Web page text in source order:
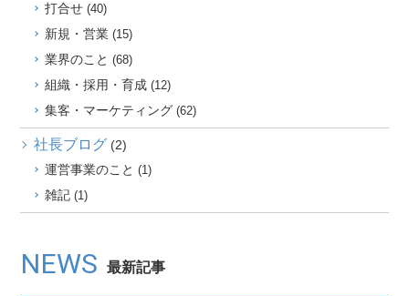
打合せ(40)
新規・営業(15)
業界のこと (68)
組織・採用・育成(12)
集客・マーケティング(62)
社長ブログ (2)
運営事業のこと (1)
雑記(1)
NEWS 最新記事